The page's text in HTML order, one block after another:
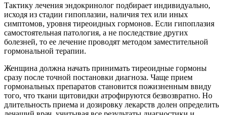
Тактику лечения эндокринолог подбирает индивидуально,
исходя из стадии гипоплазии, наличия тех или иных
симптомов, уровня тиреоидных гормонов. Если гипоплазия
самостоятельная патология, а не последствие других
болезней, то ее лечение проводят методом заместительной
гормональной терапии.
Женщина должна начать принимать тиреоидные гормоны
сразу после точной постановки диагноза. Чаще прием
гормональных препаратов становится пожизненным ввиду
того, что ткани щитовидки атрофируются безвозвратно. Но
длительность приема и дозировку лекарств долен определить